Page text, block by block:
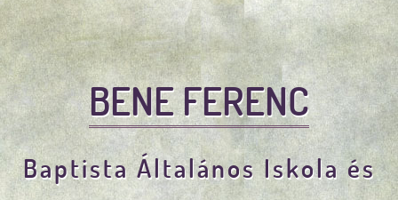
BENE FERENC
Baptista Általános Iskola és